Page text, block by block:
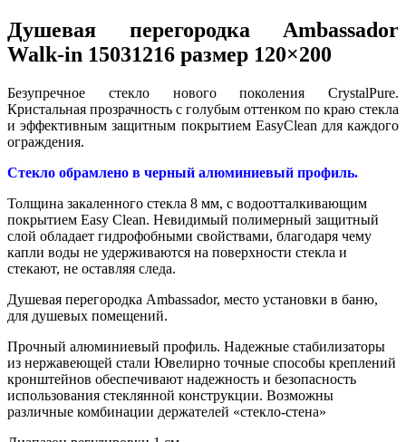
Душевая перегородка Ambassador
Walk-in 15031216 размер 120×200
Безупречное стекло нового поколения CrystalPure.
Кристальная прозрачность с голубым оттенком по краю стекла
и эффективным защитным покрытием EasyClean для каждого
ограждения.
Стекло обрамлено в черный алюминиевый профиль.
Толщина закаленного стекла 8 мм, с водоотталкивающим
покрытием Easy Clean. Невидимый полимерный защитный
слой обладает гидрофобными свойствами, благодаря чему
капли воды не удерживаются на поверхности стекла и
стекают, не оставляя следа.
Душевая перегородка Ambassador, место установки в баню,
для душевых помещений.
Прочный алюминиевый профиль. Надежные стабилизаторы
из нержавеющей стали Ювелирно точные способы креплений
кронштейнов обеспечивают надежность и безопасность
использования стеклянной конструкции. Возможны
различные комбинации держателей «стекло-стена»